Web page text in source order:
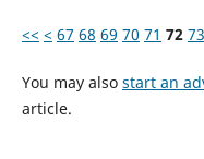
<< < 67 68 69 70 71 72 73
You may also start an
article.